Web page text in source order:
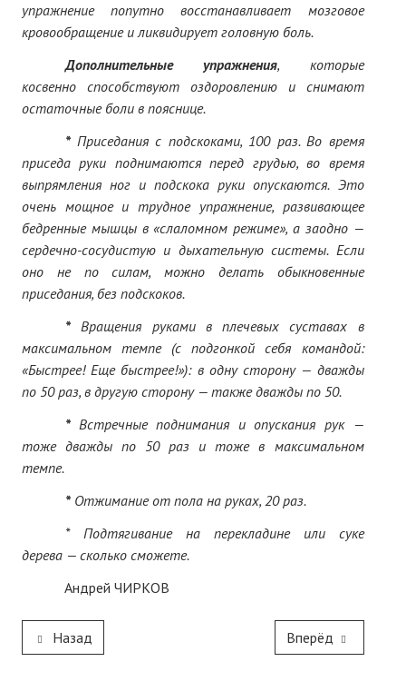
упражнение попутно восстанавливает мозговое
кровообращение и ликвидирует головную боль.
Дополнительные упражнения, которые
косвенно способствуют оздоровлению и снимают
остаточные боли в пояснице.
* Приседания с подскоками, 100 раз. Во время
приседа руки поднимаются перед грудью, во время
выпрямления ног и подскока руки опускаются. Это
очень мощное и трудное упражнение, развивающее
бедренные мышцы в «слаломном режиме», а заодно —
сердечно-сосудистую и дыхательную системы. Если
оно не по силам, можно делать обыкновенные
приседания, без подскоков.
* Вращения руками в плечевых суставах в
максимальном темпе (с подгонкой себя командой:
«Быстрее! Еще быстрее!»): в одну сторону — дважды
по 50 раз, в другую сторону — также дважды по 50.
* Встречные поднимания и опускания рук —
тоже дважды по 50 раз и тоже в максимальном
темпе.
* Отжимание от пола на руках, 20 раз.
* Подтягивание на перекладине или суке
дерева — сколько сможете.
Андрей ЧИРКОВ
Назад Вперёд